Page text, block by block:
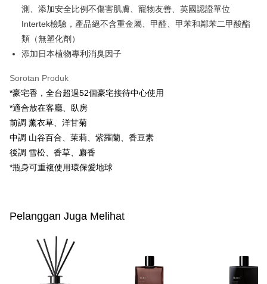
Easy Wallet
Google Pay
Deskripsi
Pertama, Mengenai Perkhidmatan AFTEE Beli Sekarang Bayar Kemudian
1. Dengan memilih AFTEE sebagai kaedah pembayaran, mesej
pengesahan AFTEE akan muncul.
2. Anda boleh meneruskan pembayaran selepas pengesahan SMS.
3. Tiada bayaran diperlukan apabila pesanan disahkan. Produk akan
dihantar ke alamat yang ditetapkan.
4. Setelah pesanan disahkan, anda akan menerima SMS pembayaran
manakala ahli aplikasi akan menerima pemberitahuan tolak aplikasi
dalam talian dengan SMS pembayaran atau pemberitahuan tolak aplikasi
Sila ambil perhatian bahawa tempoh pembayaran adalah 14 hari. Walau
bagaimanapun, bagi mereka yang telah memuat turun Aplikasi AFTEE
dan mendaftar sebagai ahli AFTEE boleh menikmati tempoh pembayaran
sehingga 45 hari.
Pemindahan ATM
Pilihan Penghantaran
全家付款取貨
NT$100/pesanan | Penghantaran percuma untuk pesanan
NT$100/pesanan | Penghantaran percuma untuk pesanan
NT$600 atau lebih
萊爾富取貨付款
NT$100/pesanan | Penghantaran percuma untuk pesanan
測、添加安全比例不傷害肌膚、寵物友善、英國認證單位
Intertek檢驗，產品絕不含重金屬、甲醛、甲苯和鄰苯二甲酸酯
類（無塑化劑）
添加日本植物專利消臭因子
Sorotan Produk
*豪宅香，全台超過52個豪宅接待中心使用
*適合放在客廳、臥房
前調 薰衣草、洋甘菊
中調 山谷百合、茉莉、紫羅蘭、香豆素
後調 雪松、香草、麝香
*瓶身可重複使用環保愛地球
Pelanggan Juga Melihat